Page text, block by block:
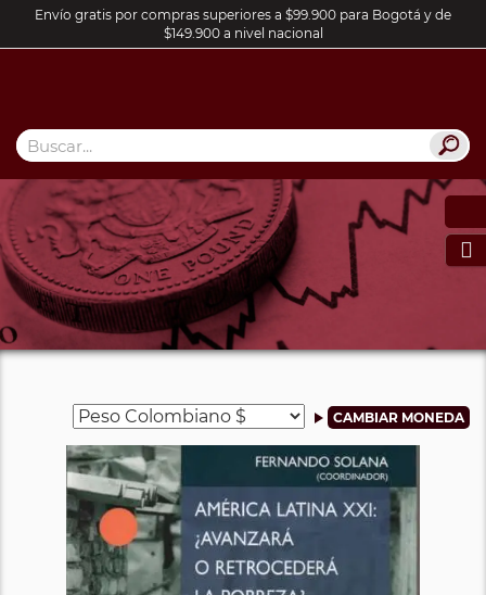
Envío gratis por compras superiores a $99.900 para Bogotá y de
$149.900 a nivel nacional
